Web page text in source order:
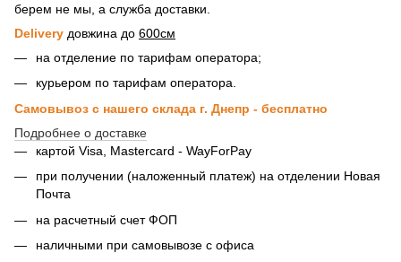
берем не мы, а служба доставки.
Delivery довжина до 600см
на отделение по тарифам оператора;
курьером по тарифам оператора.
Самовывоз с нашего склада г. Днепр - бесплатно
Подробнее о доставке
картой Visa, Mastercard - WayForPay
при получении (наложенный платеж) на отделении Новая
Почта
на расчетный счет ФОП
наличными при самовывозе с офиса